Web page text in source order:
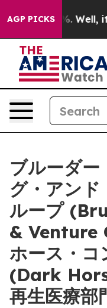
AGP PICKS
40%. Well, it
ブルーダー
グ・アン
ループ
& Venture
ホース・コ
(Dark
再生医療部